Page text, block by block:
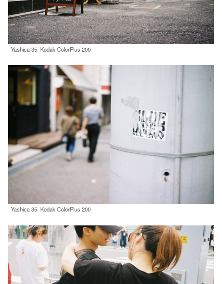
Yashica 35, Kodak ColorPlus 200
Yashica 35, Kodak ColorPlus 200